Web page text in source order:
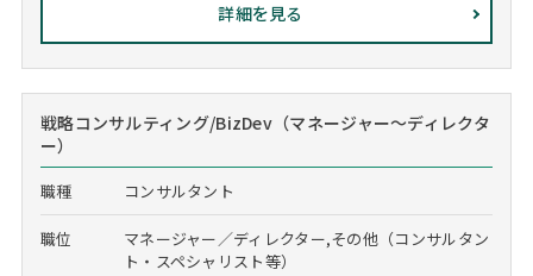
詳細を見る
戦略コンサルティング/BizDev（マネージャー～ディレクタ
ー）
職種 コンサルタント
職位
マネージャー／ディレクター,その他（コンサルタン
ト・スペシャリスト等）